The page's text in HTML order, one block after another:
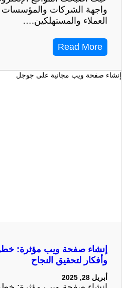
واجهة الشركات والمؤسسات أمام
العملاء والمستهلكين.…
Read More
إنشاء صفحة ويب مؤثرة: خطوات
وأفكار لتحقيق النجاح
أبريل 28, 2025